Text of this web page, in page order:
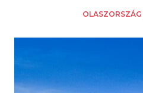
OLASZORSZÁG